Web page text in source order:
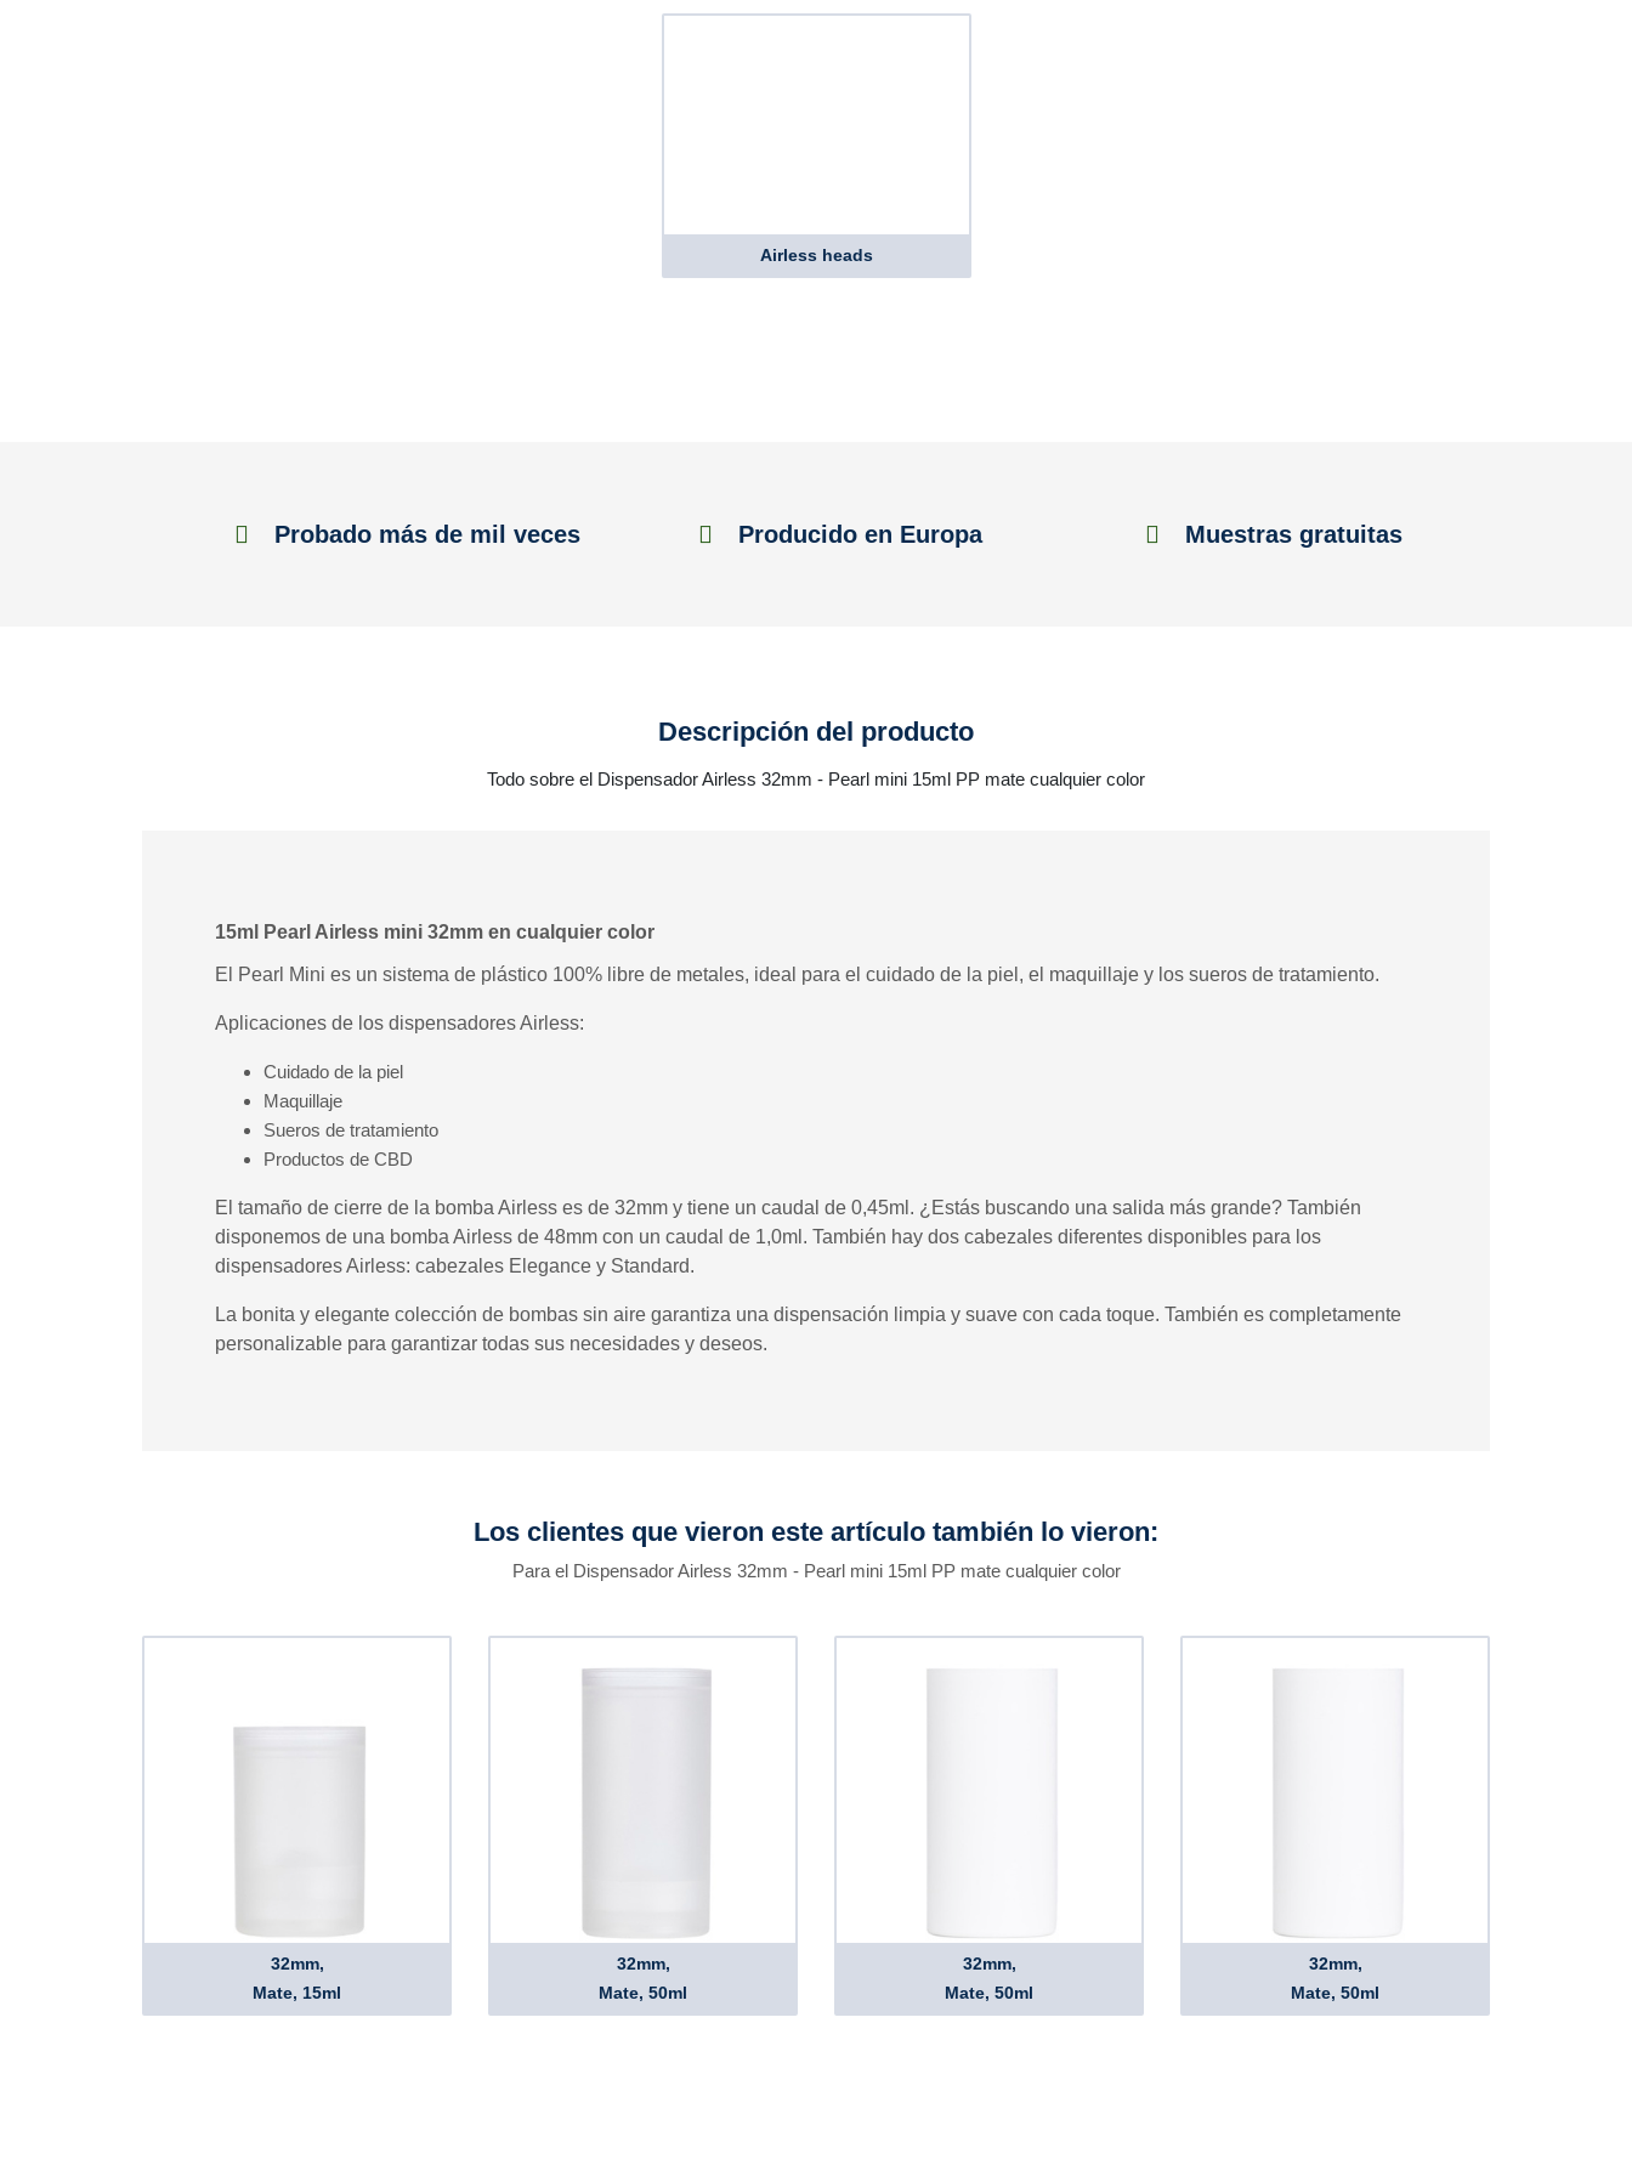
Airless heads
Probado más de mil veces Producido en Europa Muestras gratuitas
Descripción del producto
Todo sobre el Dispensador Airless 32mm - Pearl mini 15ml PP mate cualquier color
15ml Pearl Airless mini 32mm en cualquier color
El Pearl Mini es un sistema de plástico 100% libre de metales, ideal para el cuidado de la piel, el maquillaje y los sueros de tratamiento.
Aplicaciones de los dispensadores Airless:
Cuidado de la piel
Maquillaje
Sueros de tratamiento
Productos de CBD
El tamaño de cierre de la bomba Airless es de 32mm y tiene un caudal de 0,45ml. ¿Estás buscando una salida más grande? También
disponemos de una bomba Airless de 48mm con un caudal de 1,0ml. También hay dos cabezales diferentes disponibles para los
dispensadores Airless: cabezales Elegance y Standard.
La bonita y elegante colección de bombas sin aire garantiza una dispensación limpia y suave con cada toque. También es completamente
personalizable para garantizar todas sus necesidades y deseos.
Los clientes que vieron este artículo también lo vieron:
Para el Dispensador Airless 32mm - Pearl mini 15ml PP mate cualquier color
32mm,
Mate, 15ml
32mm,
Mate, 50ml
32mm,
Mate, 50ml
32mm,
Mate, 50ml